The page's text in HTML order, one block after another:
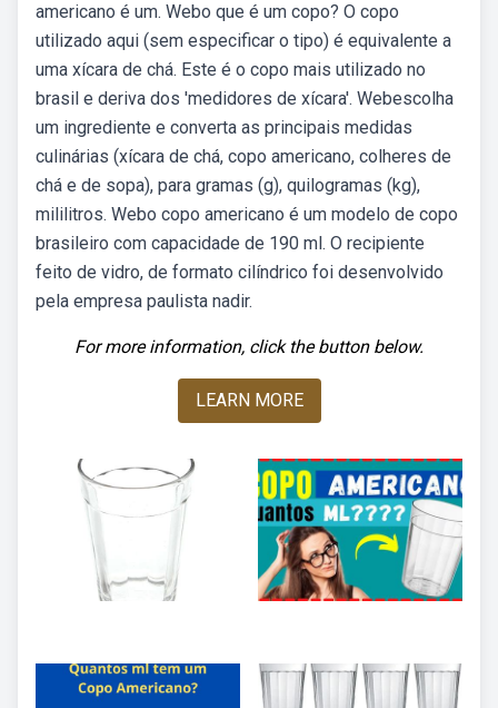
americano é um. Webo que é um copo? O copo
utilizado aqui (sem especificar o tipo) é equivalente a
uma xícara de chá. Este é o copo mais utilizado no
brasil e deriva dos 'medidores de xícara'. Webescolha
um ingrediente e converta as principais medidas
culinárias (xícara de chá, copo americano, colheres de
chá e de sopa), para gramas (g), quilogramas (kg),
mililitros. Webo copo americano é um modelo de copo
brasileiro com capacidade de 190 ml. O recipiente
feito de vidro, de formato cilíndrico foi desenvolvido
pela empresa paulista nadir.
For more information, click the button below.
LEARN MORE